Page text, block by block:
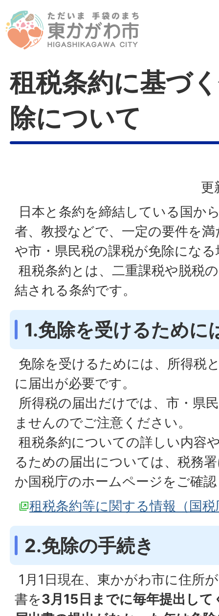
租税条約に基づ
除について
更
日本と条約を締結している国か
者、教授などで、一定の要件を
や市・県民税の課税が免除にな
租税条約とは、二重課税や脱税
結される条約です。
1.免除を受けるために
免除を受けるためには、所得税
に届出が必要です。
所得税の届出だけでは、市・県
ませんのでご注意ください。
租税条約についての詳しい内容
るための届出については、税務
か国税庁のホームページをご確
租税条約等に関する情報（国
2.免除の手続き
1月1日現在、東かがわ市に住所
書を3月15日までに毎年提出して